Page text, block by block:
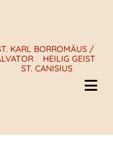
KARL BORROMÄUS /
HEILIG GEIST
ST. CANISIUS